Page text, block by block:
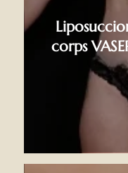
corps